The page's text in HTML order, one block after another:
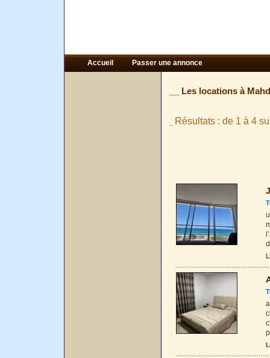
Accueil Passer une annonce
__ Les locations à
Résultats : de 1 à 4